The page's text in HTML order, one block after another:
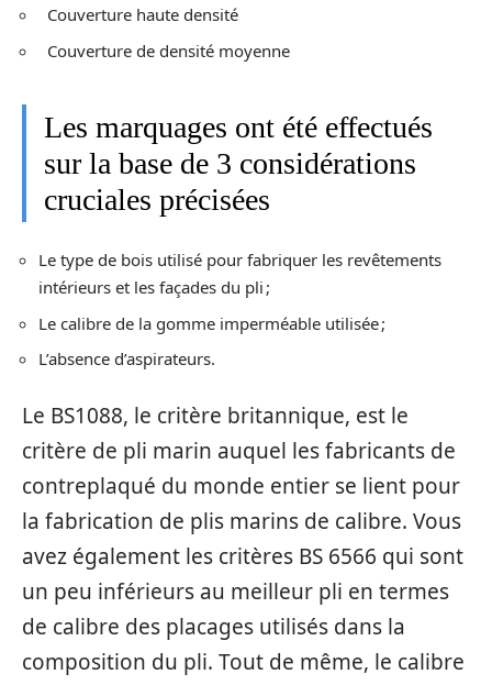
Couverture haute densité
Couverture de densité moyenne
Les marquages ont été effectués
sur la base de 3 considérations
cruciales précisées
Le type de bois utilisé pour fabriquer les revêtements
intérieurs et les façades du pli ;
Le calibre de la gomme imperméable utilisée ;
L’absence d’aspirateurs.
Le BS1088, le critère britannique, est le
critère de pli marin auquel les fabricants de
contreplaqué du monde entier se lient pour
la fabrication de plis marins de calibre. Vous
avez également les critères BS 6566 qui sont
un peu inférieurs au meilleur pli en termes
de calibre des placages utilisés dans la
composition du pli. Tout de même, le calibre